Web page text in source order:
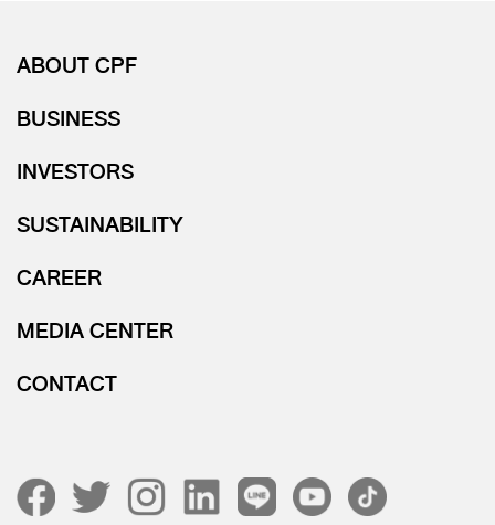
ABOUT CPF
BUSINESS
INVESTORS
SUSTAINABILITY
CAREER
MEDIA CENTER
CONTACT